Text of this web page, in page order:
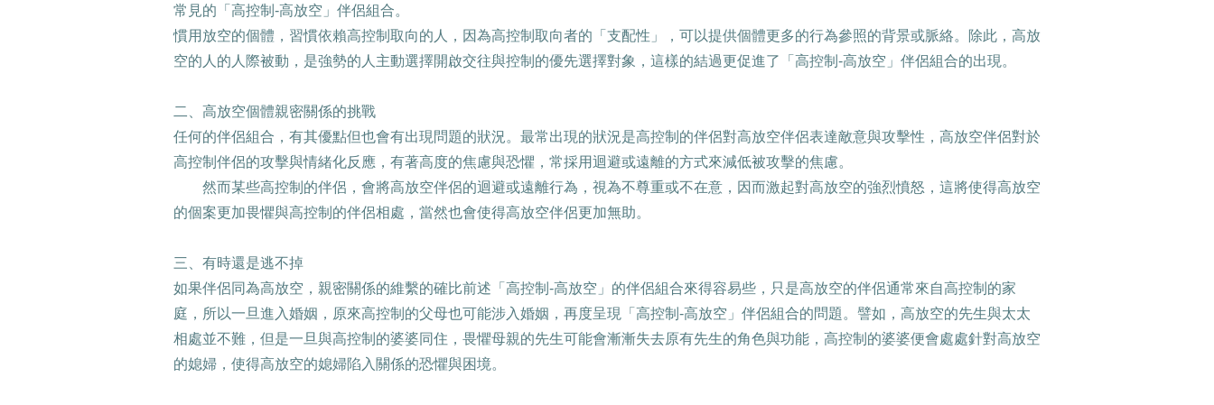
常見的「高控制 -高放空」伴侶組合。
慣用放空的個體，習慣依賴高控制取向的人，因為高控制取向者的「支配性」，可以提供個體更多的行為參照的背景或脈絡。除此，高放
空的人的人際被動，是強勢的人主動選擇開啟交往與控制的優先選擇對象，這樣的結過更促進了「高控制 -高放空」伴侶組合的出現。
二、高放空個體親密關係的挑戰
任何的伴侶組合，有其優點但也會有出現問題的狀況。最常出現的狀況是高控制的伴侶對高放空伴侶表達敵意與攻擊性，高放空伴侶對於
高控制伴侶的攻擊與情緒化反應，有著高度的焦慮與恐懼，常採用迴避或遠離的方式來減低被攻擊的焦慮。
然而某些高控制的伴侶，會將高放空伴侶的迴避或遠離行為，視為不尊重或不在意，因而激起對高放空的強烈憤怒，這將使得高放空
的個案更加畏懼與高控制的伴侶相處，當然也會使得高放空伴侶更加無助。
三、有時還是逃不掉
如果伴侶同為高放空，親密關係的維繫的確比前述「高控制 -高放空」的伴侶組合來得容易些，只是高放空的伴侶通常來自高控制的家
庭，所以一旦進入婚姻，原來高控制的父母也可能涉入婚姻，再度呈現「高控制 -高放空」伴侶組合的問題。譬如，高放空的先生與太太
相處並不難，但是一旦與高控制的婆婆同住，畏懼母親的先生可能會漸漸失去原有先生的角色與功能，高控制的婆婆便會處處針對高放空
的媳婦，使得高放空的媳婦陷入關係的恐懼與困境。